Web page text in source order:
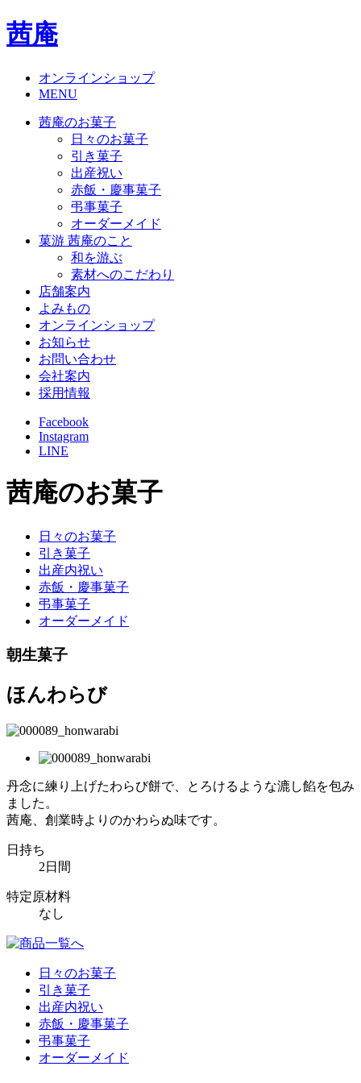
茜庵
オンラインショップ
MENU
茜庵のお菓子
日々のお菓子
引き菓子
出産祝い
赤飯・慶事菓子
弔事菓子
オーダーメイド
菓游 茜庵のこと
和を游ぶ
素材へのこだわり
店舗案内
よみもの
オンラインショップ
お知らせ
お問い合わせ
会社案内
採用情報
Facebook
Instagram
LINE
茜庵のお菓子
日々のお菓子
引き菓子
出産内祝い
赤飯・慶事菓子
弔事菓子
オーダーメイド
朝生菓子
ほんわらび
丹念に練り上げたわらび餅で、とろけるような漉し餡を包み
ました。
茜庵、創業時よりのかわらぬ味です。
日持ち
2日間
特定原材料
なし
日々のお菓子
引き菓子
出産内祝い
赤飯・慶事菓子
弔事菓子
オーダーメイド